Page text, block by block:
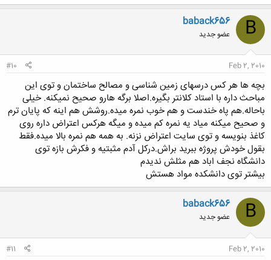
B
baback656
عضو جدید
Feb 2, 2010
#10
بچه ها هر کس درسهای زمین شناسی و مصالح ساختمان و توی این
مباحث داره با استاد کلانتر بگیره.اصلا برگه هارو صحیح نمیکنه. خیلی
باحاله.هم پاه خندست و هم خوب نمره میده.روشش هم اینه که پایان ترم
و صحیح میکنه میاد یه نمره کم میده و میگه هرکس اعتراض داره روی
کاغذ بنویسه و توی سایت اعتراض نزنه. به همه هم نمره بالا میده.فقط
بقول خودش پروژه ببرید براش.درکل آدم مثبتیه و فکرش بازه توی
دانشگاه نجف اباد هم مثلش ندیدم
بیشتر توی دانشکده مواد هستش
B
baback656
عضو جدید
Feb 2, 2010
#11